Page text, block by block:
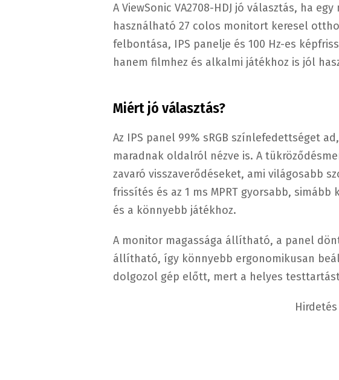
A ViewSonic VA2708-HDJ jó választás, ha
használható 27 colos monitort keresel
felbontása, IPS panelje és 100 Hz-es
hanem filmhez és alkalmi játékhoz is jól
Miért jó választás?
Az IPS panel 99% sRGB színlefedettséget
maradnak oldalról nézve is. A
zavaró visszaverődéseket, ami világosabb
frissítés és az 1 ms MPRT gyorsabb,
és a könnyebb játékhoz.
A monitor magassága állítható, a panel
állítható, így könnyebb ergonomikusan
dolgozol gép előtt, mert a helyes
Hirdetés